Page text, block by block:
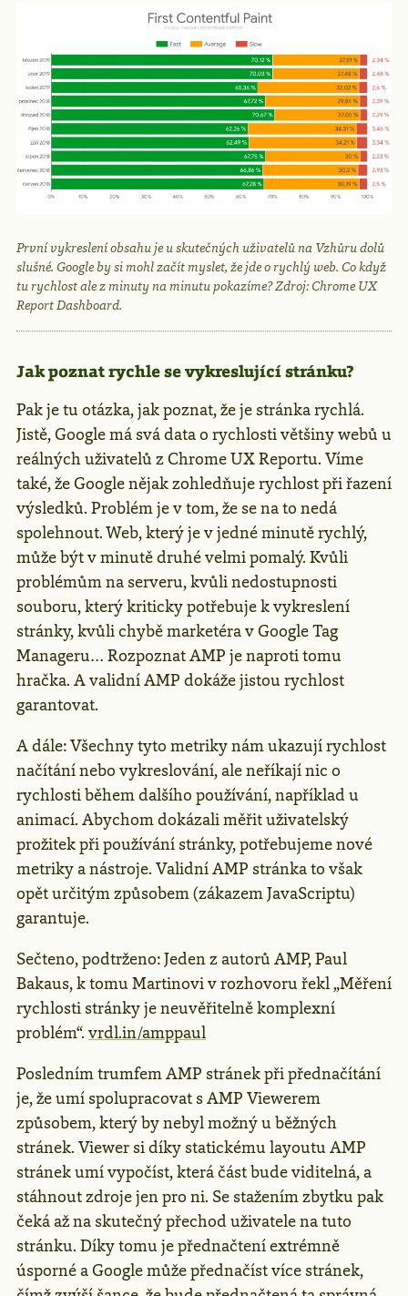
První vykreslení obsahu je u skutečných uživatelů na Vzhůru dolů
slušné. Google by si mohl začít myslet, že jde o rychlý web. Co když
tu rychlost ale z minuty na minutu pokazíme? Zdroj: Chrome UX
Report Dashboard.
Jak poznat rychle se vykreslující stránku?
Pak je tu otázka, jak poznat, že je stránka rychlá.
Jistě, Google má svá data o rychlosti většiny webů u
reálných uživatelů z Chrome UX Reportu. Víme
také, že Google nějak zohledňuje rychlost při řazení
výsledků. Problém je v tom, že se na to nedá
spolehnout. Web, který je v jedné minutě rychlý,
může být v minutě druhé velmi pomalý. Kvůli
problémům na serveru, kvůli nedostupnosti
souboru, který kriticky potřebuje k vykreslení
stránky, kvůli chybě marketéra v Google Tag
Manageru… Rozpoznat AMP je naproti tomu
hračka. A validní AMP dokáže jistou rychlost
garantovat.
A dále: Všechny tyto metriky nám ukazují rychlost
načítání nebo vykreslování, ale neříkají nic o
rychlosti během dalšího používání, například u
animací. Abychom dokázali měřit uživatelský
prožitek při používání stránky, potřebujeme nové
metriky a nástroje. Validní AMP stránka to však
opět určitým způsobem (zákazem JavaScriptu)
garantuje.
Sečteno, podtrženo: Jeden z autorů AMP, Paul
Bakaus, k tomu Martinovi v rozhovoru řekl „Měření
rychlosti stránky je neuvěřitelně komplexní
problém“. vrdl.in/amppaul
Posledním trumfem AMP stránek při přednačítání
je, že umí spolupracovat s AMP Viewerem
způsobem, který by nebyl možný u běžných
stránek. Viewer si díky statickému layoutu AMP
stránek umí vypočíst, která část bude viditelná, a
stáhnout zdroje jen pro ni. Se stažením zbytku pak
čeká až na skutečný přechod uživatele na tuto
stránku. Díky tomu je přednačtení extrémně
úsporné a Google může přednačíst více stránek,